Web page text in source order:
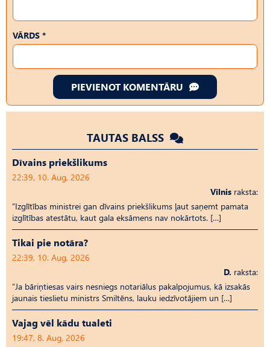
VĀRDS *
PIEVIENOT KOMENTĀRU
TAUTAS BALSS
Dīvains priekšlikums
22:39, 10. Aug, 2026
Vilnis raksta:
“Izglītības ministrei gan dīvains priekšlikums ļaut saņemt pamata
izglītības atestātu, kaut gala eksāmens nav nokārtots. […]
Tikai pie notāra?
22:39, 10. Aug, 2026
D. raksta:
“Ja bāriņtiesas vairs nesniegs notariālus pakalpojumus, kā izsakās
jaunais tieslietu ministrs Smiltēns, lauku iedzīvotājiem un […]
Vajag vēl kādu tualeti
19:47, 8. Aug, 2026